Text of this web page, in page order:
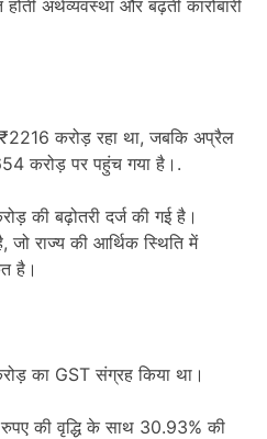
अर्थव्यवस्था और बढ़ती कारोबारी
करोड़ रहा था, जबकि अप्रैल
करोड़ पर पहुंच गया है।.
की बढ़ोतरी दर्ज की गई है।
जो राज्य की आर्थिक स्थिति में
है।
का GST संग्रह किया था।
की वृद्धि के साथ 30.93% की